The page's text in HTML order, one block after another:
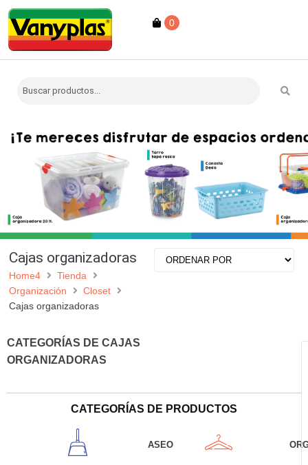
0
Cajas organizadoras
Home4
Tienda
Organización
Closet
Cajas organizadoras
CATEGORÍAS DE CAJAS
ORGANIZADORAS
CATEGORÍAS DE PRODUCTOS
ASEO